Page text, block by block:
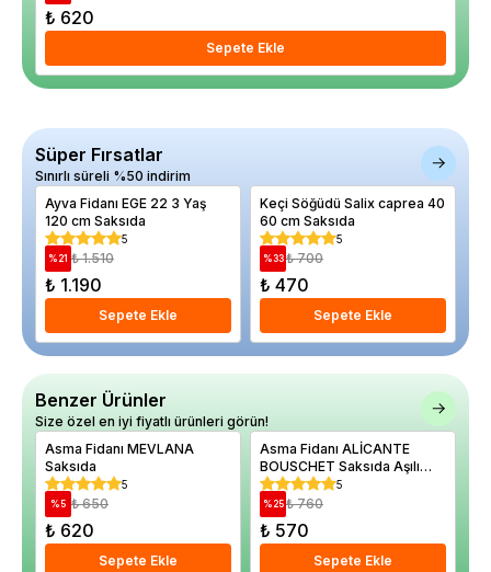
₺ 620
Sepete Ekle
Süper Fırsatlar
Sınırlı süreli %50 indirim
Ayva Fidanı EGE 22 3 Yaş
120 cm Saksıda
5
%21 ₺ 1.510
₺ 1.190
Sepete Ekle
Keçi Söğüdü Salix caprea 40
60 cm Saksıda
5
%33 ₺ 700
₺ 470
Sepete Ekle
Benzer Ürünler
Size özel en iyi fiyatlı ürünleri görün!
Asma Fidanı MEVLANA
Saksıda
5
% 5 ₺ 650
₺ 620
Sepete Ekle
Asma Fidanı ALİCANTE
BOUSCHET Saksıda Aşılı
Saksıda
5
%25 ₺ 760
₺ 570
Sepete Ekle